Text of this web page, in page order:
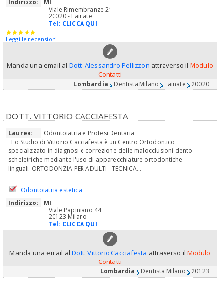
Indirizzo:
MI:
Viale Rimembranze 21
20020 - Lainate
Tel: CLICCA QUI
Leggi le recensioni
Manda una email al Dott. Alessandro Pellizzon attraverso il Modulo
Contatti
Lombardia Dentista Milano Lainate 20020
DOTT. VITTORIO CACCIAFESTA
Laurea:
Odontoiatria e Protesi Dentaria
Lo Studio di Vittorio Cacciafesta è un Centro Ortodontico
specializzato in diagnosi e correzione delle malocclusioni dento-
scheletriche mediante l'uso di apparecchiature ortodontiche
linguali. ORTODONZIA PER ADULTI - TECNICA...
Odontoiatria estetica
Indirizzo:
MI:
Viale Papiniano 44
20123 Milano
Tel: CLICCA QUI
Manda una email alDott. Vittorio Cacciafesta attraverso ilModulo
Contatti
Lombardia Dentista Milano 20123